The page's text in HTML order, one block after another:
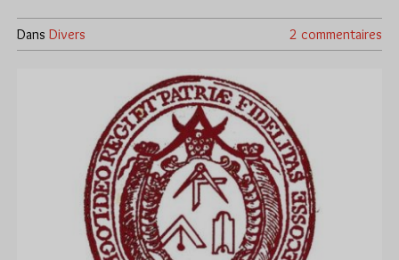
Dans Divers 2 commentaires